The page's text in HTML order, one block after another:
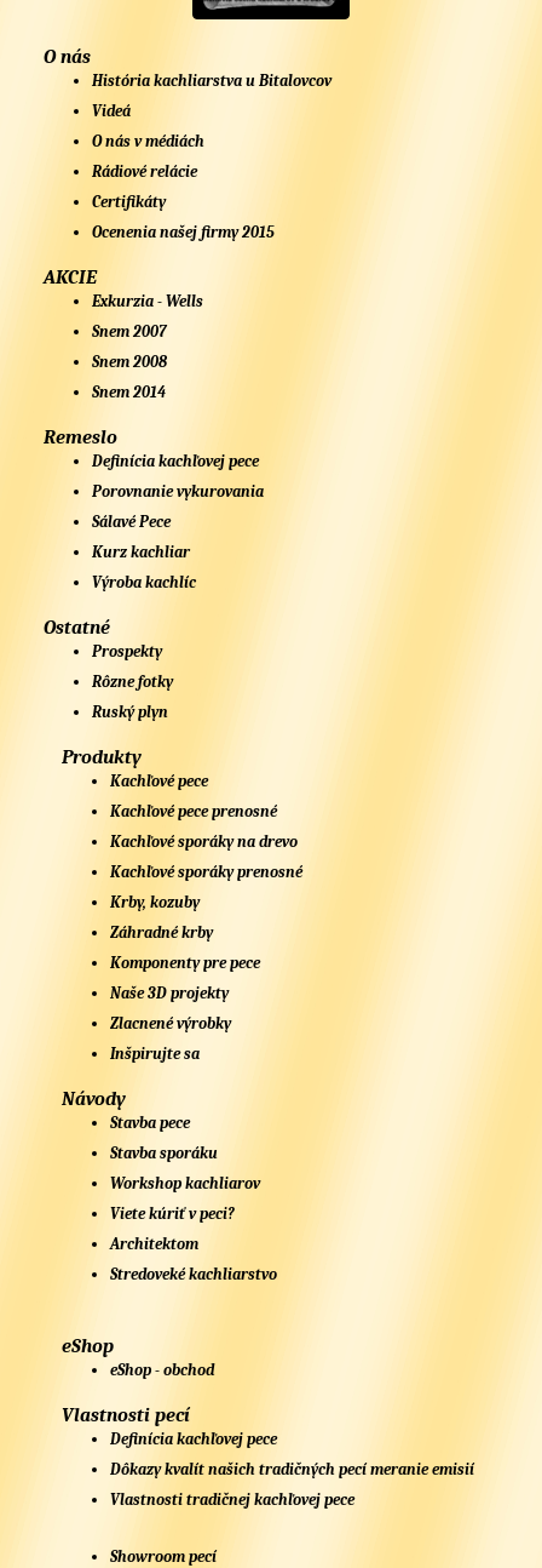
O nás
História kachliarstva u Bitalovcov
Videá
O nás v médiách
Rádiové relácie
Certifikáty
Ocenenia našej firmy 2015
AKCIE
Exkurzia - Wells
Snem 2007
Snem 2008
Snem 2014
Remeslo
Definícia kachľovej pece
Porovnanie vykurovania
Sálavé Pece
Kurz kachliar
Výroba kachlíc
Ostatné
Prospekty
Rôzne fotky
Ruský plyn
Produkty
Kachľové pece
Kachľové pece prenosné
Kachľové sporáky na drevo
Kachľové sporáky prenosné
Krby, kozuby
Záhradné krby
Komponenty pre pece
Naše 3D projekty
Zlacnené výrobky
Inšpirujte sa
Návody
Stavba pece
Stavba sporáku
Workshop kachliarov
Viete kúriť v peci?
Architektom
Stredoveké kachliarstvo
eShop
eShop - obchod
Vlastnosti pecí
Definícia kachľovej pece
Dôkazy kvalít našich tradičných pecí meranie emisií
Vlastnosti tradičnej kachľovej pece
Showroom pecí